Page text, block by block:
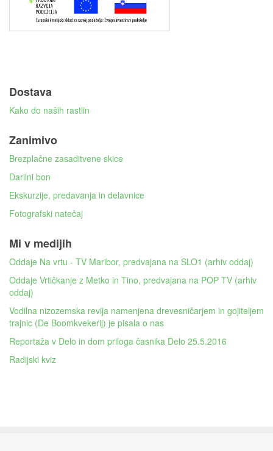
Dostava
Kako do naših rastlin
Zanimivo
Brezplačne zasaditvene skice
Darilni bon
Ekskurzije, predavanja in delavnice
Fotografski natečaj
Mi v medijih
Oddaje Na vrtu - TV Maribor, predvajana na SLO1 (arhiv oddaj)
Oddaje Vrtičkanje z Metko in Tino, predvajana na POP TV (arhiv
oddaj)
Vodilna nizozemska revija namenjena drevesničarjem in gojiteljem
trajnic (De Boomkvekerij) je pisala o nas
Reportaža v Delo in dom priloga časnika Delo 25.5.2016
Radijski kviz